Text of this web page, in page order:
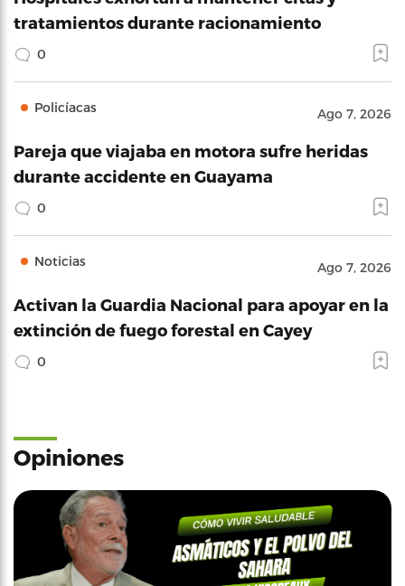
tratamientos durante racionamiento
0
Policíacas Ago 7, 2026
Pareja que viajaba en motora sufre heridas
durante accidente en Guayama
0
Noticias Ago 7, 2026
Activan la Guardia Nacional para apoyar en la
extinción de fuego forestal en Cayey
0
Opiniones